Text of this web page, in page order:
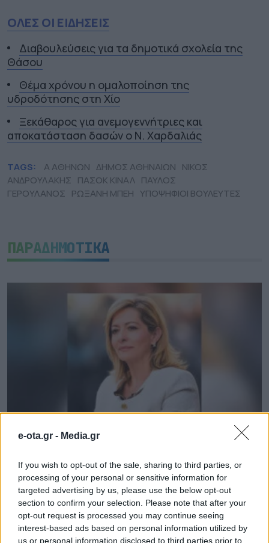
e-ota.gr - Media.gr
If you wish to opt-out of the sale, sharing to third parties, or
processing of your personal or sensitive information for
targeted advertising by us, please use the below opt-out
section to confirm your selection. Please note that after your
opt-out request is processed you may continue seeing
interest-based ads based on personal information utilized by
us or personal information disclosed to third parties prior to
ΟΛΕΣ ΟΙ ΕΙΔΗΣΕΙΣ
Διαβουλεύσεις για τα δημοτικά σχολεία της
Θάσου
Θέμα χρόνου η ομαλοποίηση της
υδροδότησης στη Χίο
Ξεκάθαρος για ανεμογεννήτριες και
αποκατάσταση δασών ο Ν. Χαρδαλιάς
TAGS: Α ΑΘΗΝΩΝ ΔΗΜΟΣ ΑΘΗΝΑΙΩΝ ΝΙΚΟΣ
ΑΝΔΡΟΥΛΑΚΗΣ ΠΑΣΟΚ ΚΙΝΑΛ ΠΑΥΛΟΣ
ΓΕΡΟΥΛΑΝΟΣ ΡΩΞΑΝΗ ΜΠΕΗ ΥΠΟΨΗΦΙΟΙ ΒΟΥΛΕΥΤΕΣ
ΠΑΡΑΔΗΜΟΤΙΚΑ
πρωταγωνιστήσει»
03.08.2026 - 22.52